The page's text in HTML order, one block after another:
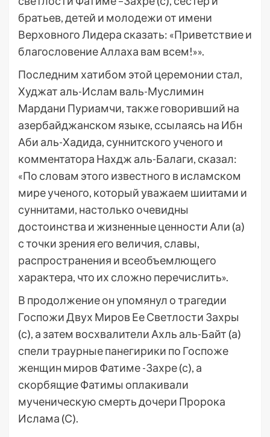
братьев, детей и молодежи от имени
Верховного Лидера сказать: «Приветствие и
благословение Аллаха вам всем!»».
Последним хатибом этой церемонии стал,
Худжат аль-Ислам валь-Муслимин
Мардани Пуриамчи, также говоривший на
азербайджанском языке, ссылаясь на Ибн
Аби аль-Хадида, суннитского ученого и
комментатора Нахдж аль-Балаги, сказал:
«По словам этого известного в исламском
мире ученого, который уважаем шиитами и
суннитами, настолько очевидны
достоинства и жизненные ценности Али (а)
с точки зрения его величия, славы,
распространения и всеобъемлющего
характера, что их сложно перечислить».
В продолжение он упомянул о трагедии
Госпожи Двух Миров Ее Светлости Захры
(с), а затем восхвалители Ахль аль-Байт (а)
спели траурные панегирики по Госпоже
женщин миров Фатиме -Захре (с), а
скорбящие Фатимы оплакивали
мученическую смерть дочери Пророка
Ислама (С).